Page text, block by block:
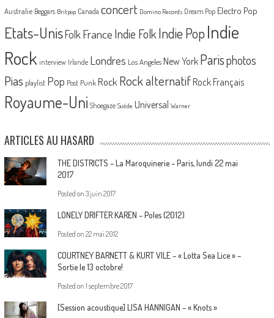
Australie Beggars Britpop Canada concert Domino Records Dream Pop Electro Pop
Etats-UnisFolk France Indie FolkIndie PopIndie
Rock interview Irlande Londres Los Angeles New York Parisphotos
Pias playlist Pop Post Punk Rock Rock alternatif Rock Français
Royaume-Uni Shoegaze Suède Universal Warner
ARTICLES AU HASARD
THE DISTRICTS – La Maroquinerie – Paris, lundi 22 mai
2017
Posted on 3 juin 2017
LONELY DRIFTER KAREN – Poles (2012)
Posted on 22 mai 2012
COURTNEY BARNETT & KURT VILE – « Lotta Sea Lice » –
Sortie le 13 octobre!
Posted on 1 septembre 2017
[Session acoustique] LISA HANNIGAN – « Knots »